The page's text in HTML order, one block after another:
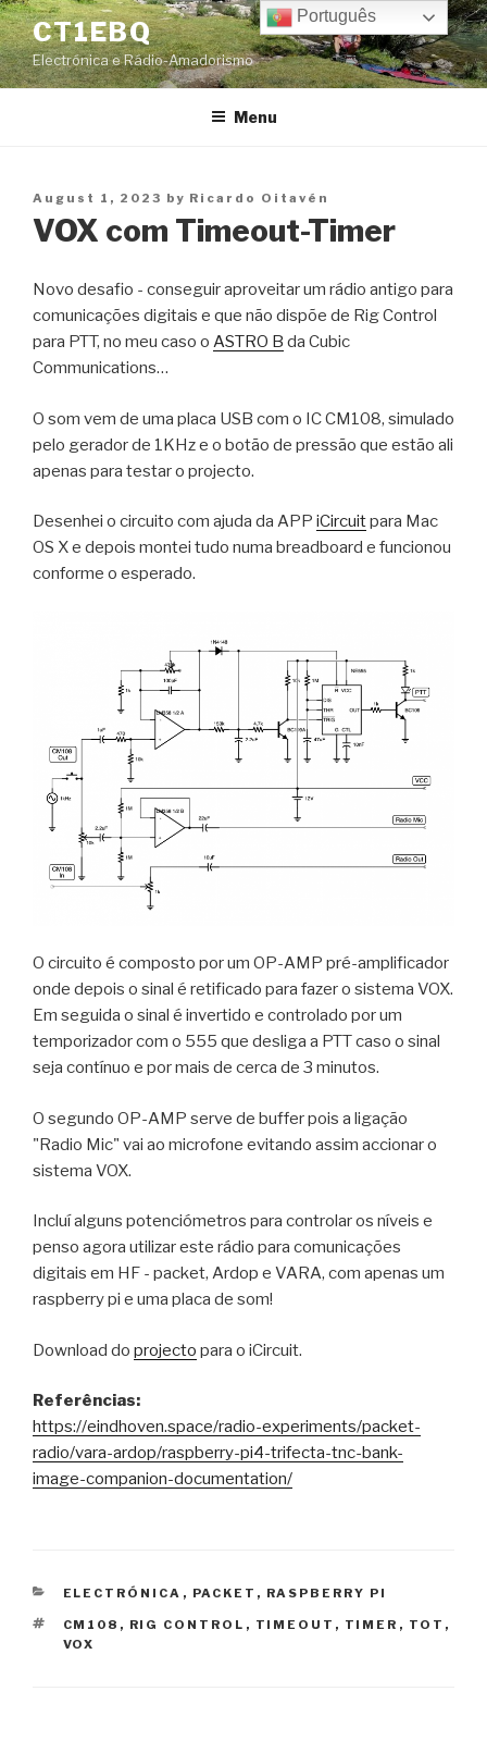
Skip
to
content
CT1EBQ
Electrónica e Rádio-Amadorismo
Menu
Posted
on
August 1, 2023 by Ricardo Oitavén
VOX com Timeout-Timer
Novo desafio - conseguir aproveitar um rádio antigo para
comunicações digitais e que não dispõe de Rig Control
para PTT, no meu caso o ASTRO B da Cubic
Communications…
O som vem de uma placa USB com o IC CM108, simulado
pelo gerador de 1KHz e o botão de pressão que estão ali
apenas para testar o projecto.
Desenhei o circuito com ajuda da APP iCircuitpara Mac
OS X e depois montei tudo numa breadboard e funcionou
conforme o esperado.
O circuito é composto por um OP-AMP pré-amplificador
onde depois o sinal é retificado para fazer o sistema VOX.
Em seguida o sinal é invertido e controlado por um
temporizador com o 555 que desliga a PTT caso o sinal
seja contínuo e por mais de cerca de 3 minutos.
O segundo OP-AMP serve de buffer pois a ligação
"Radio Mic" vai ao microfone evitando assim accionar o
sistema VOX.
Incluí alguns potenciómetros para controlar os níveis e
penso agora utilizar este rádio para comunicações
digitais em HF - packet, Ardop e VARA, com apenas um
raspberry pi e uma placa de som!
Download do projecto para o iCircuit.
Referências:
https://eindhoven.space/radio-experiments/packet-
radio/vara-ardop/raspberry-pi4-trifecta-tnc-bank-
image-companion-documentation/
CATEGORIES
ELECTRÓNICA , PACKET , RASPBERRY PI
TAGS
CM108 , RIG CONTROL , TIMEOUT , TIMER , TOT ,
VOX
Português